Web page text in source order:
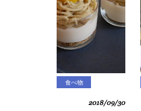
食べ物
2018/09/30